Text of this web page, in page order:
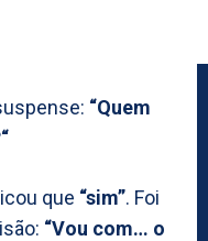
“Quem
que “sim”. Foi
“Vou com… o